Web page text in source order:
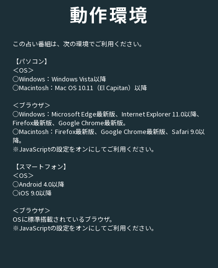
動作環境
この占い番組は、次の環境でご利用ください。
【パソコン】
＜OS＞
○Windows：Windows Vista以降
○Macintosh：Mac OS 10.11（El Capitan）以降
＜ブラウザ＞
○Windows：Microsoft Edge最新版、Internet Explorer 11.0以降、
Firefox最新版、Google Chrome最新版。
○Macintosh：Firefox最新版、Google Chrome最新版、Safari 9.0以
降。
※JavaScriptの設定をオンにしてご利用ください。
【スマートフォン】
＜OS＞
○Android 4.0以降
○iOS 9.0以降
＜ブラウザ＞
OSに標準搭載されているブラウザ。
※JavaScriptの設定をオンにしてご利用ください。